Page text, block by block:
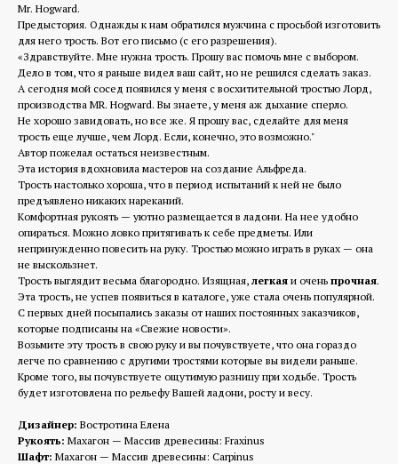
Mr. Hogward.
Предыстория. Однажды к нам обратился мужчина с просьбой изготовить
для него трость. Вот его письмо (с его разрешения).
«Здравствуйте. Мне нужна трость. Прошу вас помочь мне с выбором.
Дело в том, что я раньше видел ваш сайт, но не решился сделать заказ.
А сегодня мой сосед появился у меня с восхитительной тростью Лорд,
производства MR. Hogward. Вы знаете, у меня аж дыхание сперло.
Не хорошо завидовать, но все же. Я прошу вас, сделайте для меня
трость еще лучше, чем Лорд. Если, конечно, это возможно."
Автор пожелал остаться неизвестным.
Эта история вдохновила мастеров на создание Альфреда.
Трость настолько хороша, что в период испытаний к ней не было
предъявлено никаких нареканий.
Комфортная рукоять — уютно размещается в ладони. На нее удобно
опираться. Можно ловко притягивать к себе предметы. Или
непринужденно повесить на руку. Тростью можно играть в руках — она
не выскользнет.
Трость выглядит весьма благородно. Изящная, легкая и очень прочная.
Эта трость, не успев появиться в каталоге, уже стала очень популярной.
С первых дней посыпались заказы от наших постоянных заказчиков,
которые подписаны на «Свежие новости».
Возьмите эту трость в свою руку и вы почувствуете, что она гораздо
легче по сравнению с другими тростями которые вы видели раньше.
Кроме того, вы почувствуете ощутимую разницу при ходьбе. Трость
будет изготовлена по рельефу Вашей ладони, росту и весу.
Дизайнер: Востротина Елена
Рукоять: Махагон — Массив древесины: Fraxinus
Шафт: Махагон — Массив древесины: Carpinus